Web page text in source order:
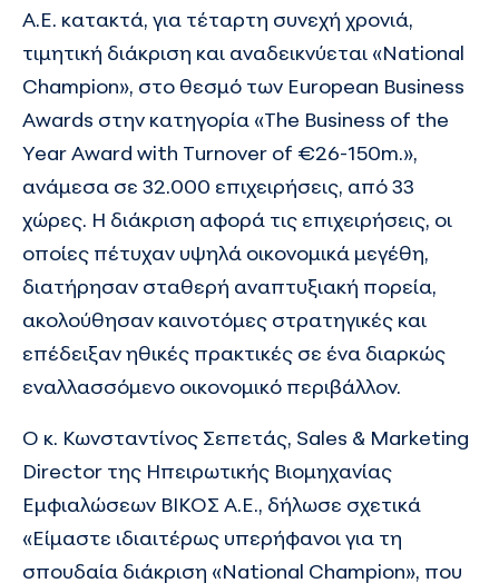
Α.Ε. κατακτά, για τέταρτη συνεχή χρονιά,
τιμητική διάκριση και αναδεικνύεται «National
Champion», στο θεσμό των European Business
Awards στην κατηγορία «The Business of the
Year Award with Turnover of €26-150m.»,
ανάμεσα σε 32.000 επιχειρήσεις, από 33
χώρες. Η διάκριση αφορά τις επιχειρήσεις, οι
οποίες πέτυχαν υψηλά οικονομικά μεγέθη,
διατήρησαν σταθερή αναπτυξιακή πορεία,
ακολούθησαν καινοτόμες στρατηγικές και
επέδειξαν ηθικές πρακτικές σε ένα διαρκώς
εναλλασσόμενο οικονομικό περιβάλλον.
Ο κ. Κωνσταντίνος Σεπετάς, Sales & Marketing
Director της Ηπειρωτικής Βιομηχανίας
Εμφιαλώσεων ΒΙΚΟΣ Α.Ε., δήλωσε σχετικά
«Είμαστε ιδιαιτέρως υπερήφανοι για τη
σπουδαία διάκριση «National Champion», που